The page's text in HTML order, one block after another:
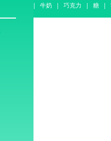
| 牛奶 | 巧克力 | 糖 |